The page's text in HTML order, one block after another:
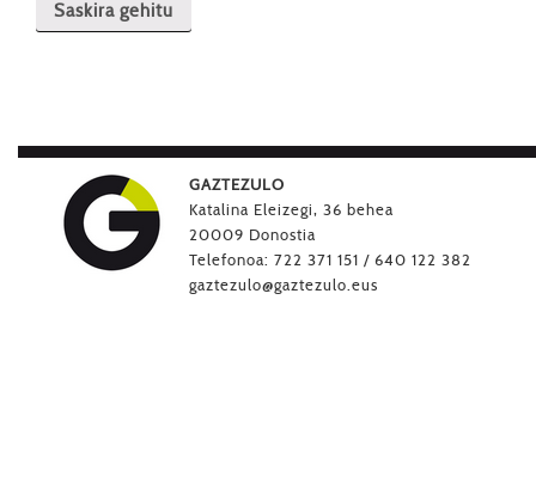
Saskira gehitu
GAZTEZULO
Katalina Eleizegi, 36 behea
20009 Donostia
Telefonoa: 722 371 151 / 640 122 382
gaztezulo@gaztezulo.eus